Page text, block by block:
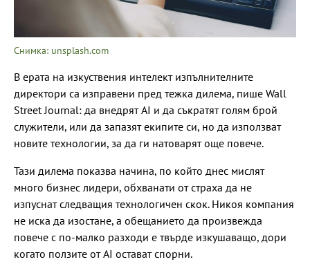
Снимка: unsplash.com
В ерата на изкуствения интелект изпълнителните
директори са изправени пред тежка дилема, пише Wall
Street Journal: да внедрят AI и да съкратят голям брой
служители, или да запазят екипите си, но да използват
новите технологии, за да ги натоварят още повече.
Тази дилема показва начина, по който днес мислят
много бизнес лидери, обхванати от страха да не
изпуснат следващия технологичен скок. Никоя компания
не иска да изостане, а обещанието да произвежда
повече с по-малко разходи е твърде изкушаващо, дори
когато ползите от AI остават спорни.